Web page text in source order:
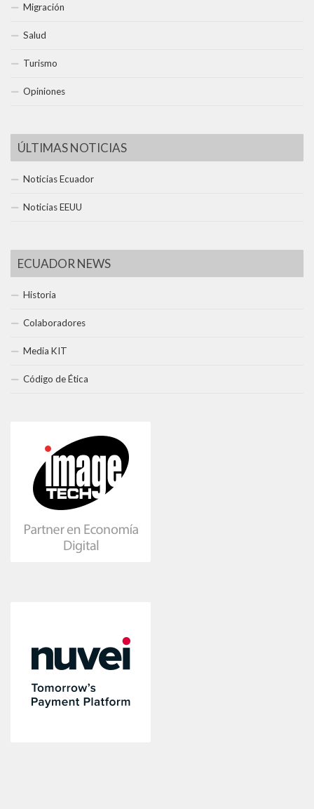
Migración
Salud
Turismo
Opiniones
ÚLTIMAS NOTICIAS
Noticias Ecuador
Noticias EEUU
ECUADOR NEWS
Historia
Colaboradores
Media KIT
Código de Ética